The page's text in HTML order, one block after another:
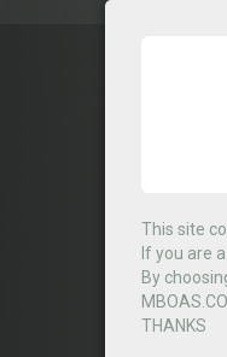
This site
If you are
By
THANKS
Select Country